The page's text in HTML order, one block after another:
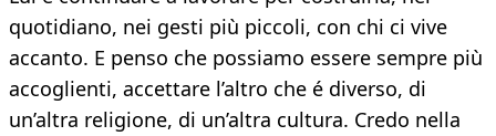
quotidiano, nei gesti più piccoli, con chi ci vive
accanto. E penso che possiamo essere sempre più
accoglienti, accettare l’altro che é diverso, di
un’altra religione, di un’altra cultura. Credo nella